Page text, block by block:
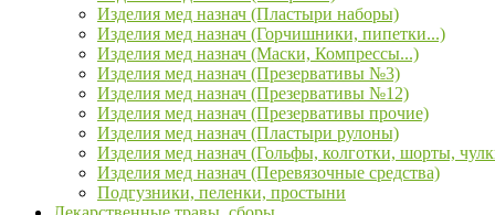
Изделия мед назнач (Пластыри наборы)
Изделия мед назнач (Горчишники, пипетки...)
Изделия мед назнач (Маски, Компрессы...)
Изделия мед назнач (Презервативы №3)
Изделия мед назнач (Презервативы №12)
Изделия мед назнач (Презервативы прочие)
Изделия мед назнач (Пластыри рулоны)
Изделия мед назнач (Гольфы, колготки, шорты,
Изделия мед назнач (Перевязочные средства)
Подгузники, пеленки, простыни